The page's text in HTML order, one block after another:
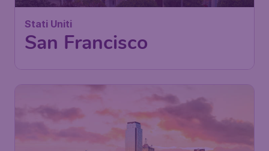
Stati Uniti
San Francisco